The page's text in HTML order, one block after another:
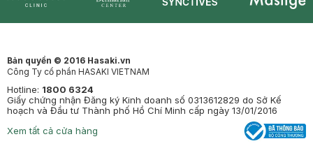
Bản quyền © 2016 Hasaki.vn
Công Ty cổ phần HASAKI VIETNAM
Hotline: 1800 6324
Giấy chứng nhận Đăng ký Kinh doanh số 0313612829 do Sở Kế
hoạch và Đầu tư Thành phố Hồ Chí Minh cấp ngày 13/01/2016
Xem tất cả cửa hàng